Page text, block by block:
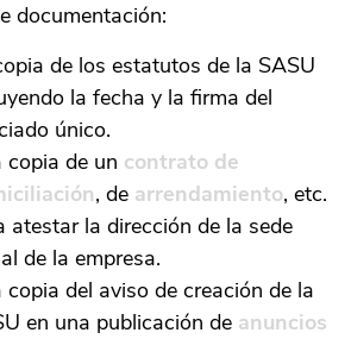
documentación:
de los estatutos de la SASU
la fecha y la firma del
único.
copia de un contrato de
, de arrendamiento, etc.
atestar la dirección de la sede
de la empresa.
copia del aviso de creación de la
en una publicación de anuncios